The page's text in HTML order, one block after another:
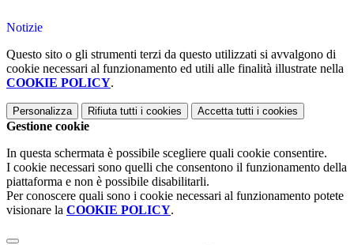
Notizie
Questo sito o gli strumenti terzi da questo utilizzati si avvalgono di
cookie necessari al funzionamento ed utili alle finalità illustrate nella
COOKIE POLICY.
Personalizza Rifiuta tutti i cookies Accetta tutti i cookies
Gestione cookie
In questa schermata è possibile scegliere quali cookie consentire.
I cookie necessari sono quelli che consentono il funzionamento della
piattaforma e non è possibile disabilitarli.
Per conoscere quali sono i cookie necessari al funzionamento potete
visionare la COOKIE POLICY.